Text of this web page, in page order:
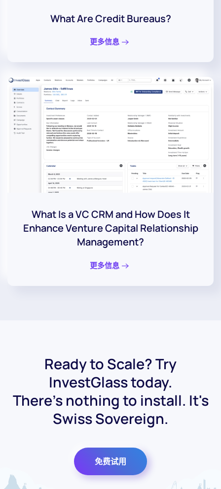
What Are Credit Bureaus?
更多信息
What Is a VC CRM and How Does It
Enhance Venture Capital Relationship
Management?
更多信息
Ready to Scale? Try
InvestGlass today.
There's nothing to install. It's
Swiss Sovereign.
免费试用